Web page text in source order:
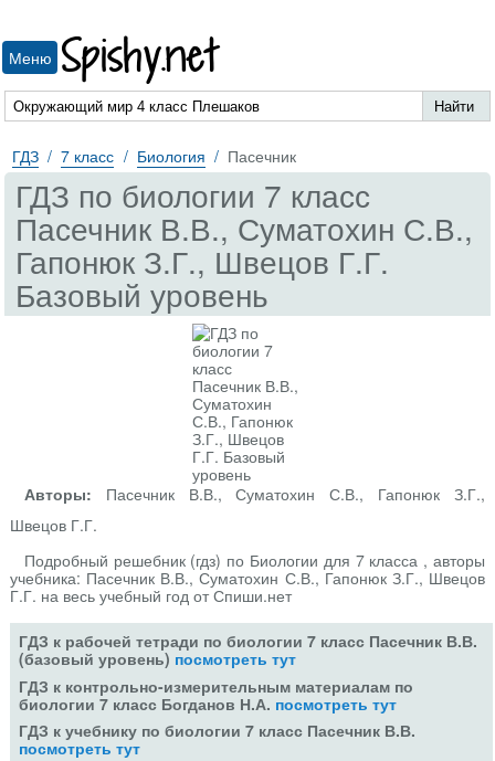
Меню Spishy.net
ГДЗ 7 класс Биология Пасечник
ГДЗ по биологии 7 класс
Пасечник В.В., Суматохин С.В.,
Гапонюк З.Г., Швецов Г.Г.
Базовый уровень
Авторы: Пасечник В.В., Суматохин С.В., Гапонюк З.Г.,
Швецов Г.Г.
Подробный решебник (гдз) по Биологии для 7 класса , авторы
учебника: Пасечник В.В., Суматохин С.В., Гапонюк З.Г., Швецов
Г.Г. на весь учебный год от Спиши.нет
ГДЗ к рабочей тетради по биологии 7 класс Пасечник В.В.
(базовый уровень) посмотреть тут
ГДЗ к контрольно-измерительным материалам по
биологии 7 класс Богданов Н.А. посмотреть тут
ГДЗ к учебнику по биологии 7 класс Пасечник В.В.
посмотреть тут